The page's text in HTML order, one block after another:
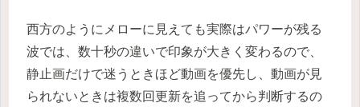
西方のようにメローに見えても実際はパワーが残る
波では、数十秒の違いで印象が大きく変わるので、
静止画だけで迷うときほど動画を優先し、動画が見
られないときは複数回更新を追ってから判断するの